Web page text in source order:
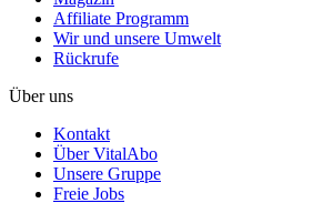
Affiliate Programm
Wir und unsere Umwelt
Rückrufe
Über uns
Kontakt
Über VitalAbo
Unsere Gruppe
Freie Jobs